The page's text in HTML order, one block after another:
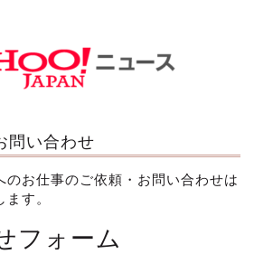
問い合わせ
お仕事のご依頼・お問い合わせは
す。
フォーム